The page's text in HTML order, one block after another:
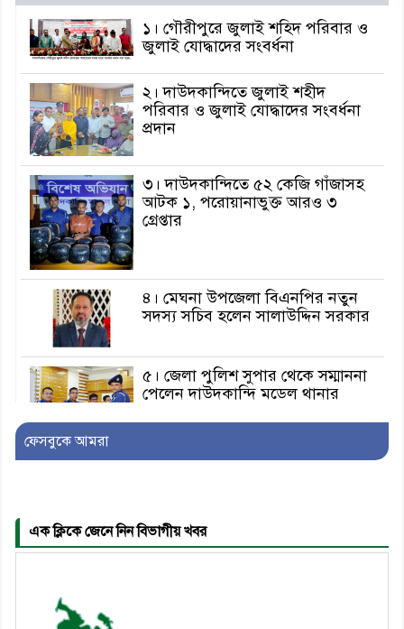
১। গৌরীপুরে জুলাই শহিদ পরিবার ও
জুলাই যোদ্ধাদের সংবর্ধনা
২। দাউদকান্দিতে জুলাই শহীদ
পরিবার ও জুলাই যোদ্ধাদের সংবর্ধনা
প্রদান
৩। দাউদকান্দিতে ৫২ কেজি গাঁজাসহ
আটক ১, পরোয়ানাভুক্ত আরও ৩
গ্রেপ্তার
৪। মেঘনা উপজেলা বিএনপির নতুন
সদস্য সচিব হলেন সালাউদ্দিন সরকার
৫। জেলা পুলিশ সুপার থেকে সম্মাননা
পেলেন দাউদকান্দি মডেল থানার
ফেসবুকে আমরা
এক ক্লিকে জেনে নিন বিভাগীয় খবর